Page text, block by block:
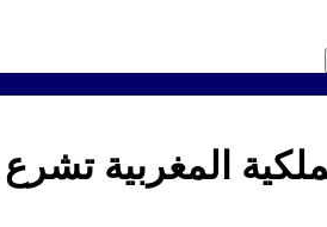
المغربية